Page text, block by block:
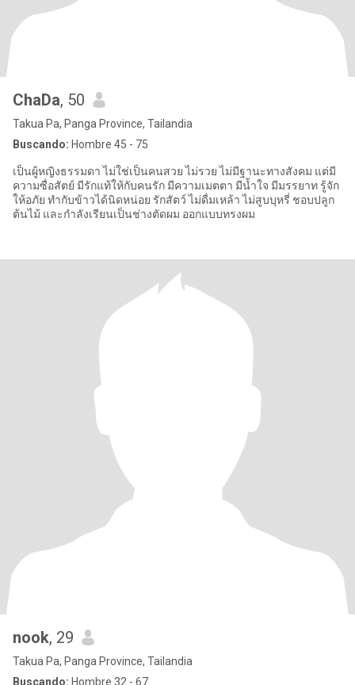
ChaDa, 50
Takua Pa, Panga Province, Tailandia
Buscando: Hombre 45 - 75
เป็นผู้หญิงธรรมดา ไม่ใช่เป็นคนสวย ไม่รวย ไม่มีฐานะทางสังคม แต่มี
ความซื่อสัตย์ มีรักแท้ให้กับคนรัก มีความเมตตา มีน้ำใจ มีมรรยาท รู้จัก
ให้อภัย ทำกับข้าวได้นิดหน่อย รักสัตว์ ไม่ดื่มเหล้า ไม่สูบบุหรี่ ชอบปลูก
ต้นไม้ และกำลังเรียนเป็นช่างตัดผม ออกแบบทรงผม
nook, 29
Takua Pa, Panga Province, Tailandia
Buscando: Hombre 32 - 67